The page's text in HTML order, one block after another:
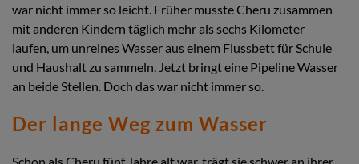
war nicht immer so leicht. Früher musste Cheru zusammen
mit anderen Kindern täglich mehr als sechs Kilometer
laufen, um unreines Wasser aus einem Flussbett für Schule
und Haushalt zu sammeln. Jetzt bringt eine Pipeline Wasser
an beide Stellen. Doch das war nicht immer so.
Der lange Weg zum Wasser
Schon als Cheru fünf Jahre alt war, trägt sie schwer an ihrer